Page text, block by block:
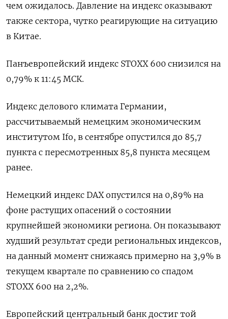
чем ожидалось. Давление на индекс оказывают
также сектора, чутко реагирующие на ситуацию
в Китае.
Панъевропейский индекс STOXX 600 снизился на
0,79% к 11:45 МСК.
Индекс делового климата Германии,
рассчитываемый немецким экономическим
институтом Ifo, в сентябре опустился до 85,7
пункта с пересмотренных 85,8 пункта месяцем
ранее.
Немецкий индекс DAX опустился на 0,89% на
фоне растущих опасений о состоянии
крупнейшей экономики региона. Он показывают
худший результат среди региональных индексов,
на данный момент снижаясь примерно на 3,9% в
текущем квартале по сравнению со спадом
STOXX 600 на 2,2%.
Европейский центральный банк достиг той